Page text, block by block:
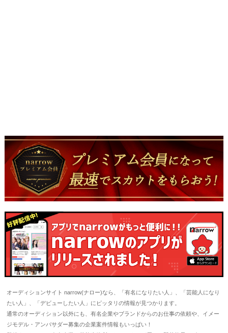
オーディションサイト narrow(ナロー)なら、「有名になりたい人」、「芸能人になり
たい人」、「デビューしたい人」にピッタリの情報が見つかります。
通常のオーディション以外にも、有名企業やブランドからのお仕事の依頼や、イメー
ジモデル・アンバサダー募集の企業案件情報もいっぱい！